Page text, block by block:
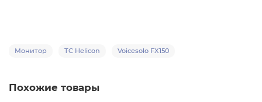
Монитор TC Helicon Voicesolo FX150
Похожие товары